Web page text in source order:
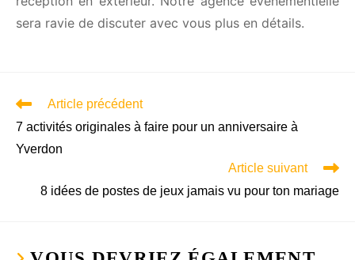
de tes réceptions des moments inoubliables. Nos
jeux sont diversifiés et marchent bien pour les
restaurant pour mariage, un lieu d’exception ou
même pour une réception en extérieur. Notre
agence événementielle sera ravie de discuter avec